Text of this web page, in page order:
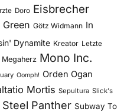
Doro Eisbrecher
Götz Widmann In
Dynamite Kreator Letzte
Megaherz Mono Inc.
Oomph! Orden Ogan
Mortis Sepultura Slick's
Steel Panther Subway To